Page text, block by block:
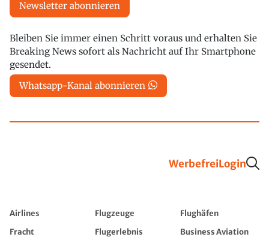
Newsletter abonnieren
Bleiben Sie immer einen Schritt voraus und erhalten Sie
Breaking News sofort als Nachricht auf Ihr Smartphone
gesendet.
Whatsapp-Kanal abonnieren
WerbefreiLogin
Airlines Flugzeuge
Flughäfen
Fracht
Flugerlebnis
Business Aviation